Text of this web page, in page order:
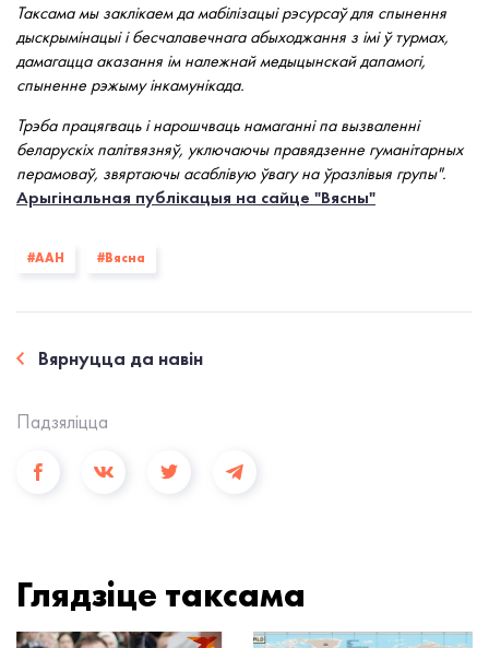
Таксама мы заклікаем да мабілізацыі рэсурсаў для спынення
дыскрымінацыі і бесчалавечнага абыходжання з імі ў турмах,
дамагацца аказання ім належнай медыцынскай дапамогі,
спыненне рэжыму інкамунікада.
Трэба працягваць і нарошчваць намаганні па вызваленні
беларускіх палітвязняў, уключаючы правядзенне гуманітарных
перамоваў, звяртаючы асаблівую ўвагу на ўразлівыя групы".
Арыгінальная публікацыя на сайце "Вясны"
#ААН #Вясна
Вярнуцца да навiн
Падзялiцца
Глядзiце таксама